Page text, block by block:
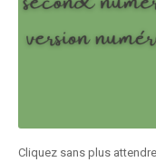
Cliquez sans plus